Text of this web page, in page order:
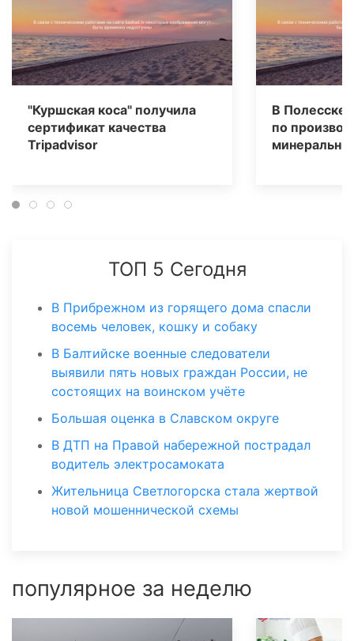
"Куршская коса" получила
сертификат качества
Tripаdvisor
В Полесске
по
ТОП 5 Сегодня
В Прибрежном из горящего дома спасли
восемь человек, кошку и собаку
В Балтийске военные следователи
выявили пять новых граждан России, не
состоящих на воинском учёте
Большая оценка в Славском округе
В ДТП на Правой набережной пострадал
водитель электросамоката
Жительница Светлогорска стала жертвой
новой мошеннической схемы
популярное за неделю